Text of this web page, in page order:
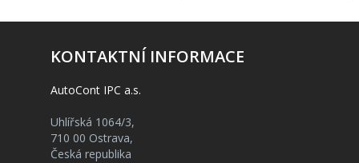
KONTAKTNÍ INFORMACE
AutoCont IPC a.s.
Uhlířská 1064/3,
710 00 Ostrava,
Česká republika